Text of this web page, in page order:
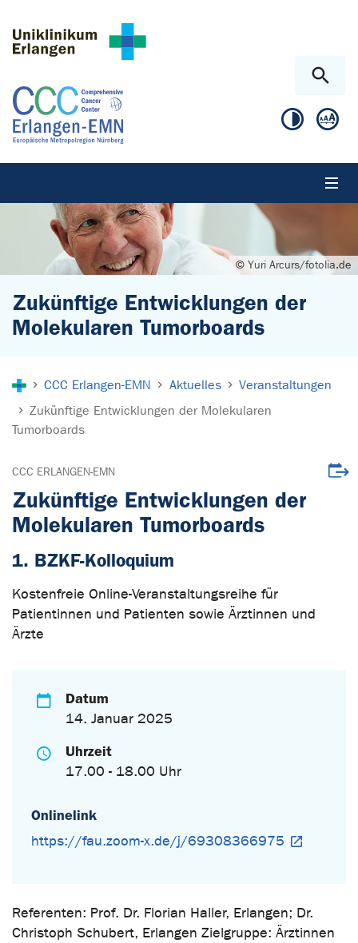
© Yuri Arcurs/fotolia.de
Zukünftige Entwicklungen der
Molekularen Tumorboards
CCC Erlangen-EMN Aktuelles
Veranstaltungen
Zukünftige Entwicklungen der Molekularen
Tumorboards
CCC ERLANGEN-EMN
Zukünftige Entwicklungen der
Molekularen Tumorboards
1. BZKF-Kolloquium
Kostenfreie Online-Veranstaltungsreihe für
Patientinnen und Patienten sowie Ärztinnen und
Ärzte
Datum
14. Januar 2025
Uhrzeit
17.00 - 18.00 Uhr
Onlinelink
https://fau.zoom-x.de/j/69308366975
Referenten: Prof. Dr. Florian Haller, Erlangen; Dr.
Christoph Schubert, Erlangen Zielgruppe: Ärztinnen